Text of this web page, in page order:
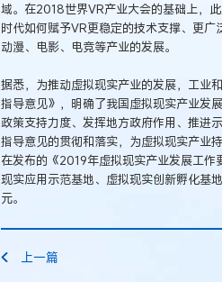
域。在2018世界VR产业大会的基础上，
时代如何赋予VR更稳定的技术支撑、更
动漫、电影、电竞等产业的发展。
据悉，为推动虚拟现实产业的发展，工业
指导意见》，明确了我国虚拟现实产业发
政策支持力度、发挥地方政府作用、推进
指导意见的贯彻和落实，为虚拟现实产业
在发布的《2019年虚拟现实产业发展工
现实应用示范基地、虚拟现实创新孵化基
元。
上一篇